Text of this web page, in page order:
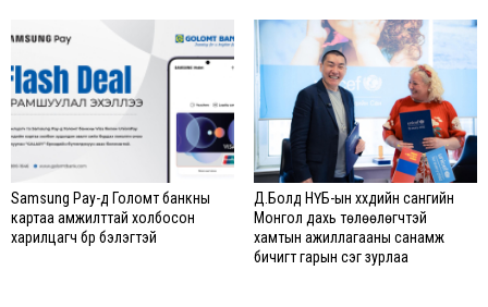
Samsung Pay-д Голомт банкны
картаа амжилттай холбосон
харилцагч бүр бэлэгтэй
Д.Болд НҮБ-ын хүүхдийн сангийн
Монгол дахь төлөөлөгчтэй
хамтын ажиллагааны санамж
бичигт гарын үсэг зурлаа